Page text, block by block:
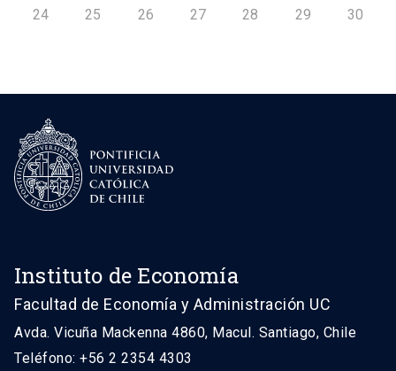
24 25 26 27 28 29 30
Instituto de Economía
Facultad de Economía y Administración UC
Avda. Vicuña Mackenna 4860, Macul. Santiago, Chile
Teléfono: +56 2 2354 4303